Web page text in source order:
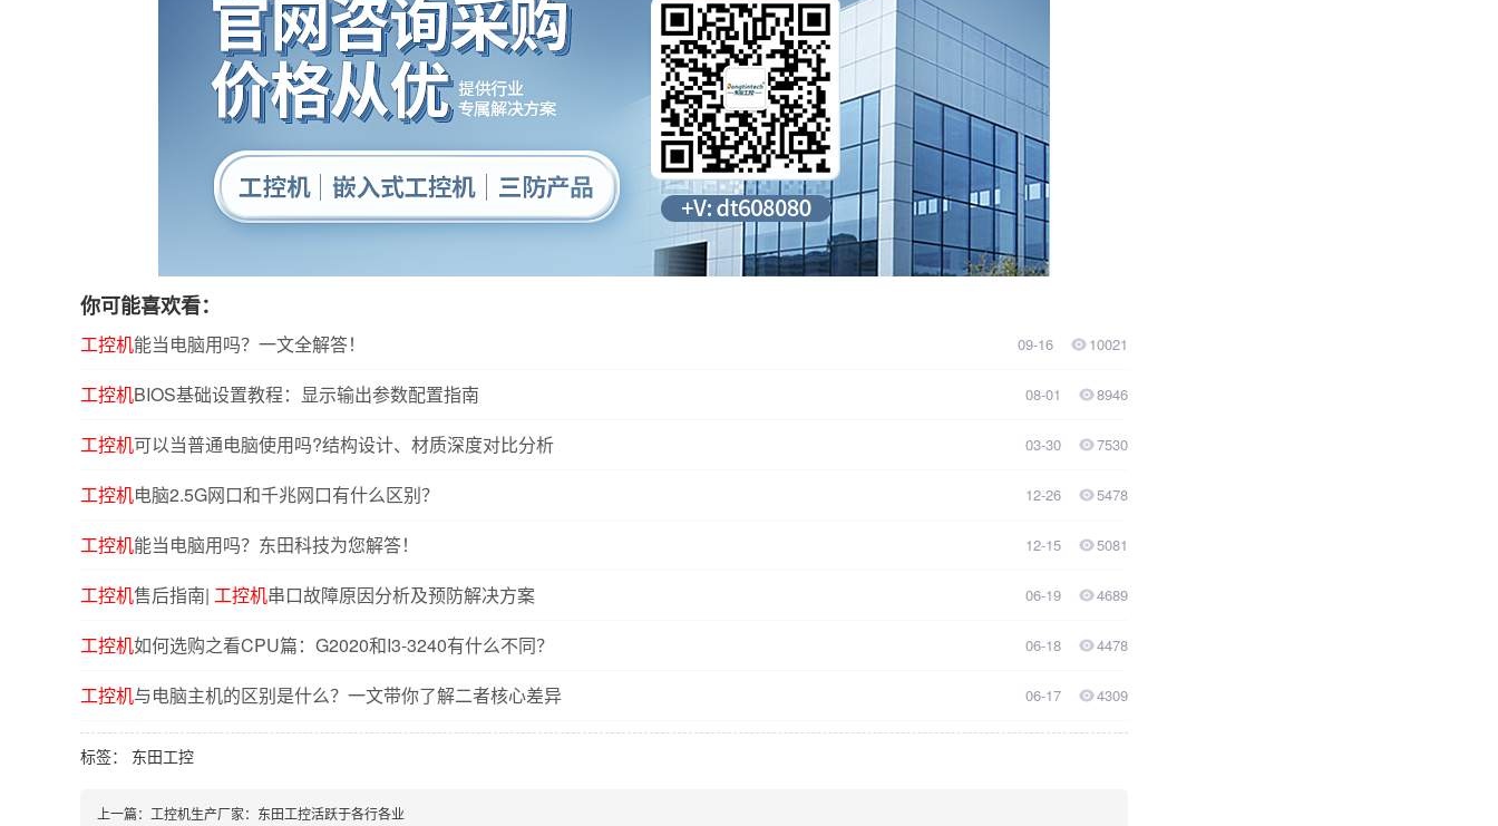
你可能喜欢看：
工控机能当电脑用吗？一文全解答！ 09-16 10021
工控机BIOS基础设置教程：显示输出参数配置指南 08-01 8946
工控机可以当普通电脑使用吗?结构设计、材质深度对比分析 03-30 7530
工控机电脑2.5G网口和千兆网口有什么区别？ 12-26 5478
工控机能当电脑用吗？东田科技为您解答！ 12-15 5081
工控机售后指南| 工控机串口故障原因分析及预防解决方案 06-19 4689
工控机如何选购之看CPU篇：G2020和I3-3240有什么不同？ 06-18 4478
工控机与电脑主机的区别是什么？一文带你了解二者核心差异 06-17 4309
标签： 东田工控
上一篇： 工控机生产厂家：东田工控活跃于各行各业